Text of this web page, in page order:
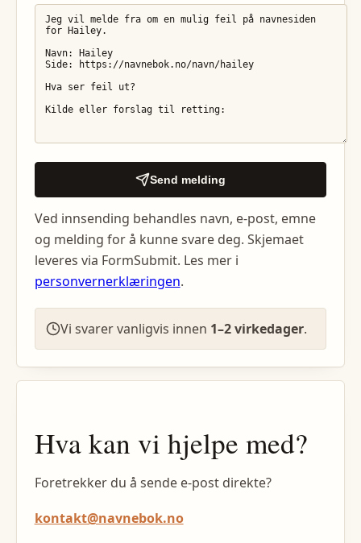
Send melding
Ved innsending behandles navn, e-post, emne
og melding for å kunne svare deg. Skjemaet
leveres via FormSubmit. Les mer i
personvernerklæringen.
Vi svarer vanligvis innen 1–2 virkedager.
Hva kan vi hjelpe med?
Foretrekker du å sende e-post direkte?
kontakt@navnebok.no